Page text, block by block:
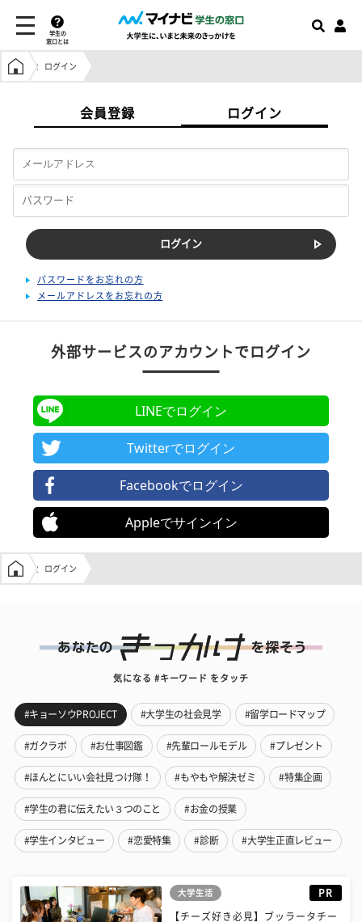
学生の
窓口とは
学生の窓口トップ
ログイン
会員登録 ログイン
パスワードをお忘れの方
メールアドレスをお忘れの方
外部サービスのアカウントでログイン
LINEでログイン
Twitterでログイン
Facebookでログイン
Appleでサインイン
学生の窓口トップ
ログイン
気になる #キーワード をタッチ
#キョーソウPROJECT #大学生の社会見学 #留学ロードマップ
#ガクラボ #お仕事図鑑 #先輩ロールモデル #プレゼント
#ほんとにいい会社見つけ隊！ #もやもや解決ゼミ #特集企画
#学生の君に伝えたい３つのこと #お金の授業
#学生インタビュー #恋愛特集 #診断 #大学生正直レビュー
大学生活 PR
【チーズ好き必見】ブッラータチー